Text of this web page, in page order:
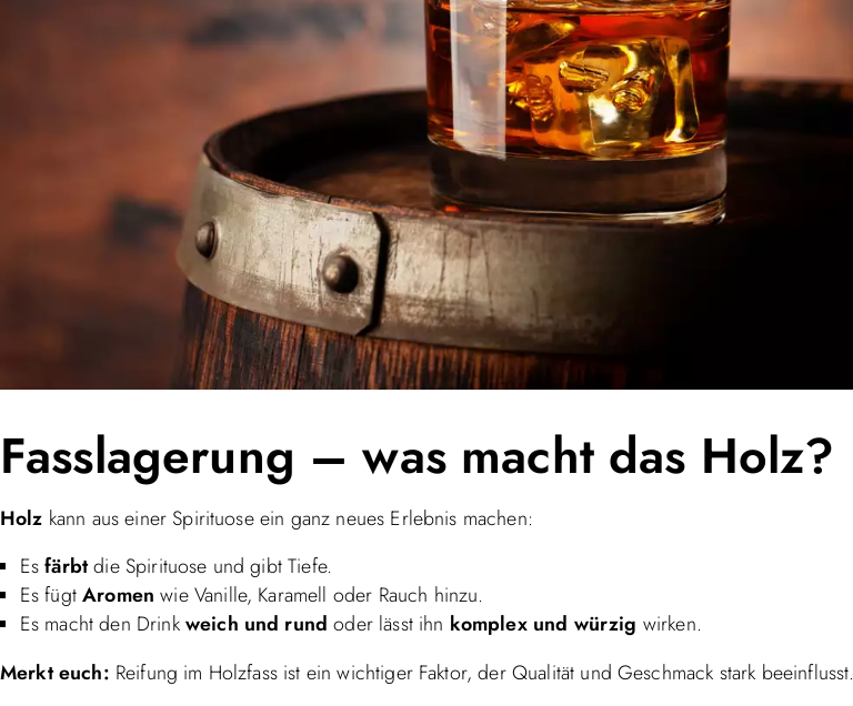
Fasslagerung – was macht das Holz?
Holz kann aus einer Spirituose ein ganz neues Erlebnis machen:
Esfärbtdie Spirituose und gibt Tiefe.
Es fügtAromen wie Vanille, Karamell oder Rauch hinzu.
Es macht den Drinkweich und rund oder lässt ihn komplex und würzig wirken.
Merkt euch: Reifung im Holzfass ist ein wichtiger Faktor, der Qualität und Geschmack stark beeinflusst.